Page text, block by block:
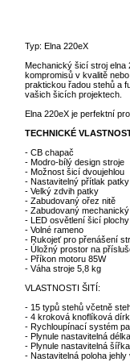
Typ: Elna 220eX
Mechanický šicí stroj elna
kompromisů v kvalitě
praktickou řadou stehů a
vašich šicích projektech.
Elna 220eX je perfektní
TECHNICKÉ
- CB chapač
- Modro-bílý design stroje
- Možnost šicí dvoujehlou
- Nastavitelný přítlak patky
- Velký zdvih patky
- Zabudovaný ořez nitě
- Zabudovaný
- LED osvětlení šicí plochy
- Volné rameno
- Rukojeť pro přenášení
- Úložný prostor na
- Příkon motoru 85W
- Váha stroje 5,8 kg
VLASTNOSTI ŠITÍ:
- 15 typů stehů včetně
- 4 kroková knoflíková
- Rychloupínací systém
- Plynule nastavitelná
- Plynule nastavitelná
- Nastavitelná poloha jehly